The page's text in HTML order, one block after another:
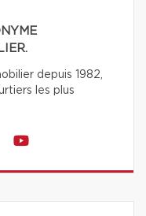
depuis 1982,
les plus